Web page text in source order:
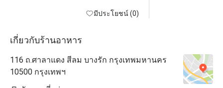
มีประโยชน์ (0)
เกี่ยวกับร้านอาหาร
116 ถ.ศาลาแดง สีลม บางรัก กรุงเทพมหานคร
10500 กรุงเทพฯ